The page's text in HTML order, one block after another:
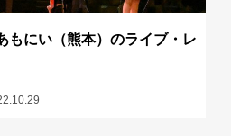
もにい（熊本）のライブ・レ